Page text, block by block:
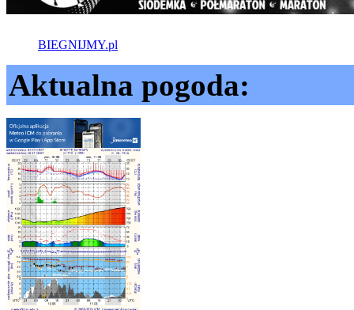
BIEGNIJMY.pl
Aktualna pogoda: